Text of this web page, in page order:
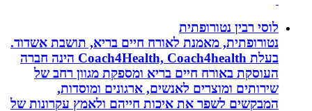
לוסי רבין נטורופתית
נטורופתית, מאמנת לאורח חיים בריא, תושבת אשדוד.
בעלת Coach4Health, Coach4health הינה חברה
העוסקת באורח חיים בריא ומספקת מגוון רחב של
שירותים ומוצרים לאנשים, ארגונים ומוסדות,
המבקשים לשפר את איכות חייהם ולאמץ עקרונות של